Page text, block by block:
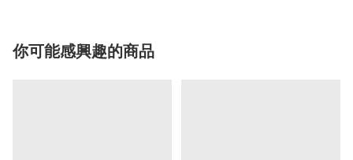
你可能感興趣的商品